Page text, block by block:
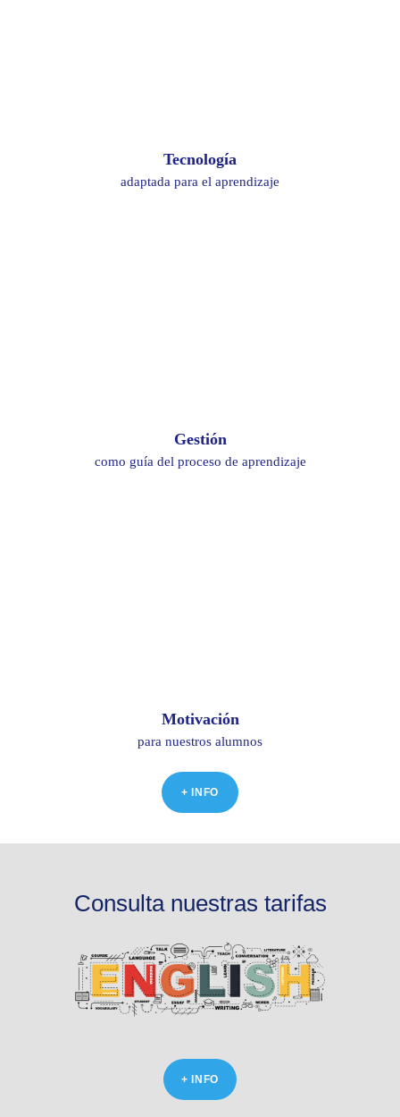
Tecnología
adaptada para el aprendizaje
Gestión
como guía del proceso de aprendizaje
Motivación
para nuestros alumnos
+ INFO
Consulta nuestras tarifas
+ INFO